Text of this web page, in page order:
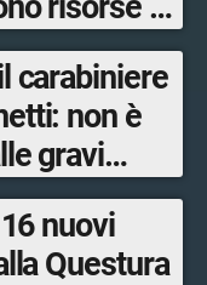
risorse e
carabiniere
non è
gravi
nuovi
Questura